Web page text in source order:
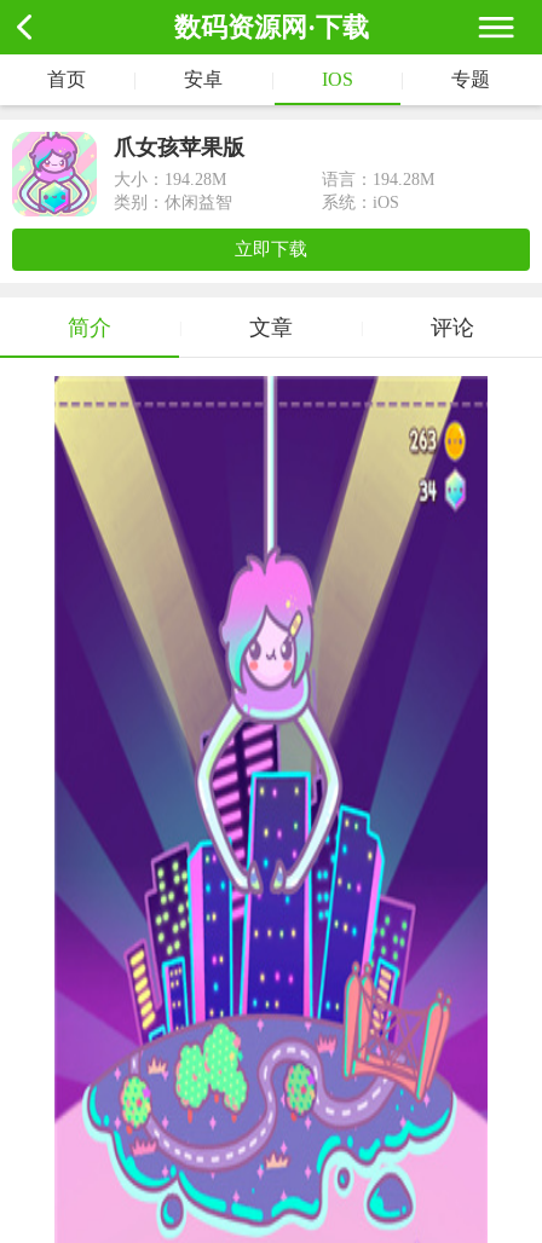
数码资源网·下载
首页 安卓 IOS 专题
爪女孩苹果版
大小： 194.28M
语言：194.28M
类别：休闲益智
系统：iOS
立即下载
简介 文章 评论